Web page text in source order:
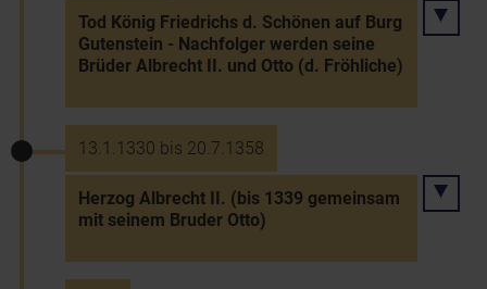
Tod König Friedrichs d. Schönen auf Burg
Gutenstein - Nachfolger werden seine
Brüder Albrecht II. und Otto (d. Fröhliche)
13.1.1330 bis 20.7.1358
Herzog Albrecht II. (bis 1339 gemeinsam
mit seinem Bruder Otto)